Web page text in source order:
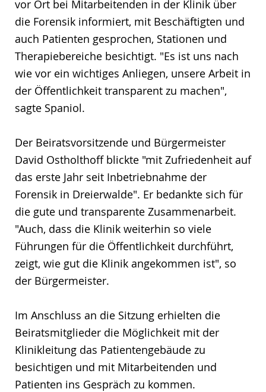
vor Ort bei Mitarbeitenden in der Klinik über
die Forensik informiert, mit Beschäftigten und
auch Patienten gesprochen, Stationen und
Therapiebereiche besichtigt. "Es ist uns nach
wie vor ein wichtiges Anliegen, unsere Arbeit in
der Öffentlichkeit transparent zu machen",
sagte Spaniol.
Der Beiratsvorsitzende und Bürgermeister
David Ostholthoff blickte "mit Zufriedenheit auf
das erste Jahr seit Inbetriebnahme der
Forensik in Dreierwalde". Er bedankte sich für
die gute und transparente Zusammenarbeit.
"Auch, dass die Klinik weiterhin so viele
Führungen für die Öffentlichkeit durchführt,
zeigt, wie gut die Klinik angekommen ist", so
der Bürgermeister.
Im Anschluss an die Sitzung erhielten die
Beiratsmitglieder die Möglichkeit mit der
Klinikleitung das Patientengebäude zu
besichtigen und mit Mitarbeitenden und
Patienten ins Gespräch zu kommen.